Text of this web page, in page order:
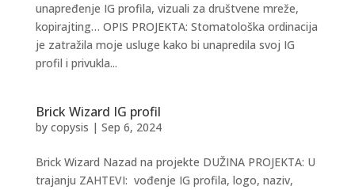
unapređenje IG profila, vizuali za društvene mreže,
kopirajting… OPIS PROJEKTA: Stomatološka ordinacija
je zatražila moje usluge kako bi unapredila svoj IG
profil i privukla...
Brick Wizard IG profil
by copysis | Sep 6, 2024
Brick Wizard Nazad na projekte DUŽINA PROJEKTA: U
trajanju ZAHTEVI: vođenje IG profila, logo, naziv,